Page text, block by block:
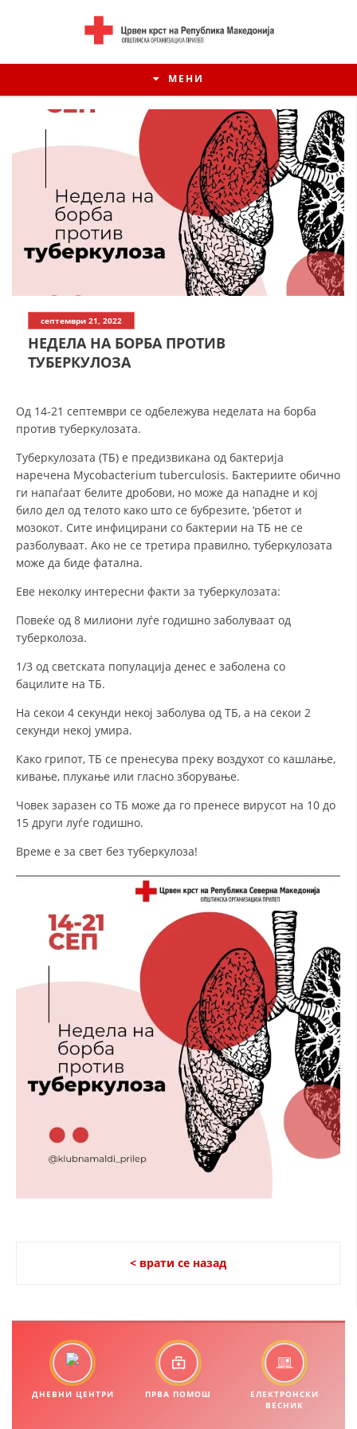
МЕНИ
ИСТОРИЈАТ НА ЦКРСМ
ИСТОРИЈАТ НА ДВИЖЕЊЕТО
СТРУКТУРА НА ОРГАНИЗАЦИЈАТА
ЗАКОН ЗА ЦКРМ
СТАТУТ НА ЦКРМ
ОРГАНИЗАЦИЈА И РАЗВОЈ
СОБРАНИЕ
MЕЃУНАРОДНО ХУМАНИТАРНО ПРАВО
УПОТРЕБА И ЗАШТИТА НА АМБЛЕМОТ
СОЦИЈАЛНО ХУМАНИТАРНА ДЕЈНОСТ
КАКО ДА ДОНИРАТЕ
ПОДГОТВЕНОСТ И ДЕЈСТВО ПРИ КАТАСТРОФИ
ТИМОВИ НА ООЦК
СПАСИТЕЛНА СТАНИЦА ВОДНО
ПРОЕКТИ – ПОДГОТВЕНОСТ И ДЕЈСТВУВАЊЕ ПРИ КАТАСТРОФИ
ОДНОСИ СО ЈАВНОСТ
ИСТРАЖУВАЊЕ НА ЈАВНО МИСЛЕЊЕ
МЕЃУНАРОДНА СОРАБОТКА
ДОГОВОРИ
ЗНАЧЕЊЕ НА СЛУЖБАТА ЗА БАРАЊЕ
МЕНАЏМЕНТ НА ВОЛОНТЕРИ
септември 21, 2022
НЕДЕЛА НА БОРБА ПРОТИВ
ТУБЕРКУЛОЗА
Од 14-21 септември се одбележува неделата на борба
против туберкулозата.
Туберкулозата (ТБ) е предизвикана од бактерија
наречена Mycobacterium tuberculosis. Бактериите обично
ги напаѓаат белите дробови, но може да нападне и кој
било дел од телото како што се бубрезите, ‘рбетот и
мозокот. Сите инфицирани со бактерии на ТБ не се
разболуваат. Ако не се третира правилно, туберкулозата
може да биде фатална.
Еве неколку интересни факти за туберкулозата:
Повеќе од 8 милиони луѓе годишно заболуваат од
туберколоза.
1/3 од светската популација денес е заболена со
бацилите на ТБ.
На секои 4 секунди некој заболува од ТБ, а на секои 2
секунди некој умира.
Како грипот, ТБ се пренесува преку воздухот со кашлање,
кивање, плукање или гласно зборување.
Човек заразен со ТБ може да го пренесе вирусот на 10 до
15 други луѓе годишно.
Време е за свет без туберкулоза!
< врати се назад
ДНЕВНИ ЦЕНТРИ ПРВА ПОМОШ
ЕЛЕКТРОНСКИ
ВЕСНИК